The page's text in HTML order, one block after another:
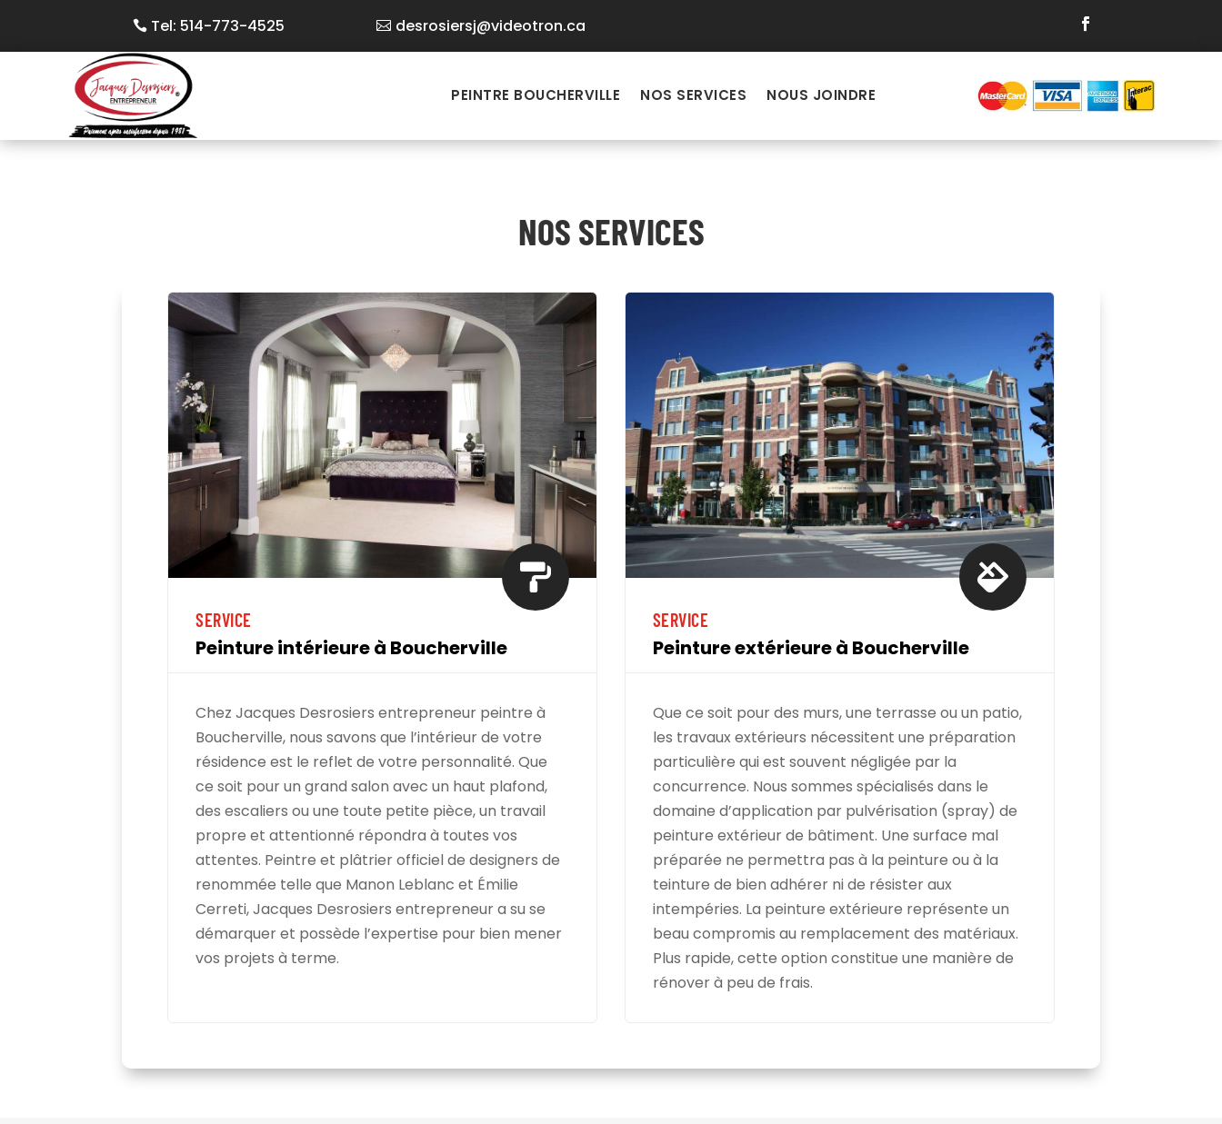
Tel: 514-773-4525 desrosiersj@videotron.ca
PEINTRE BOUCHERVILLE NOS SERVICES NOUS JOINDRE
NOS SERVICES

SERVICE
Peinture intérieure à Boucherville
Chez Jacques Desrosiers entrepreneur peintre à
Boucherville, nous savons que l’intérieur de votre
résidence est le reflet de votre personnalité. Que
ce soit pour un grand salon avec un haut plafond,
des escaliers ou une toute petite pièce, un travail
propre et attentionné répondra à toutes vos
attentes. Peintre et plâtrier officiel de designers de
renommée telle que Manon Leblanc et Émilie
Cerreti, Jacques Desrosiers entrepreneur a su se
démarquer et possède l’expertise pour bien mener
vos projets à terme.

SERVICE
Peinture extérieure à Boucherville
Que ce soit pour des murs, une terrasse ou un patio,
les travaux extérieurs nécessitent une préparation
particulière qui est souvent négligée par la
concurrence. Nous sommes spécialisés dans le
domaine d’application par pulvérisation (spray) de
peinture extérieur de bâtiment. Une surface mal
préparée ne permettra pas à la peinture ou à la
teinture de bien adhérer ni de résister aux
intempéries. La peinture extérieure représente un
beau compromis au remplacement des matériaux.
Plus rapide, cette option constitue une manière de
rénover à peu de frais.